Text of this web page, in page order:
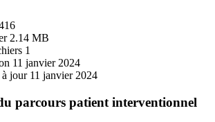
2.14 MB
1
11 janvier 2024
à jour 11 janvier 2024
parcours patient interventionnel